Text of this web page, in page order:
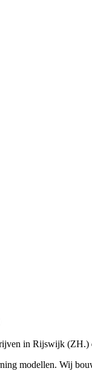
in Rijswijk (ZH.)
modellen. Wij